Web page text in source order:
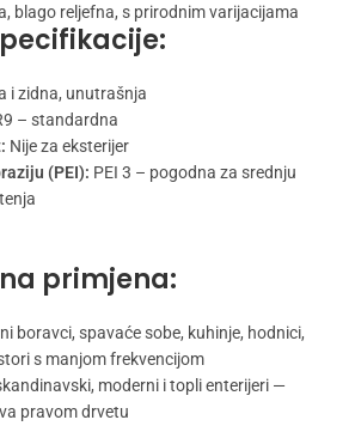
blago reljefna, s prirodnim varijacijama
i zidna, unutrašnja
– standardna
Nije za eksterijer
(PEI): PEI 3 – pogodna za srednju
primjena:
boravci, spavaće sobe, kuhinje, hodnici,
s manjom frekvencijom
moderni i topli enterijeri —
pravom drvetu